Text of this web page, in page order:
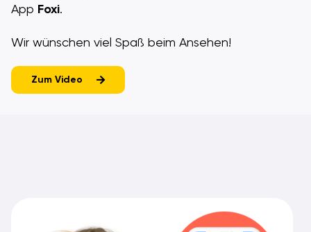
App Foxi.
Wir wünschen viel Spaß beim Ansehen!
Zum Video